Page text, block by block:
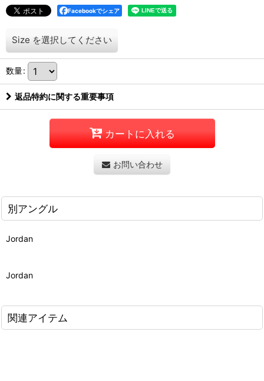
Facebookでシェア
Size を選択してください
数量:
返品特約に関する重要事項
カートに入れる
お問い合わせ
別アングル
Jordan
Jordan
関連アイテム